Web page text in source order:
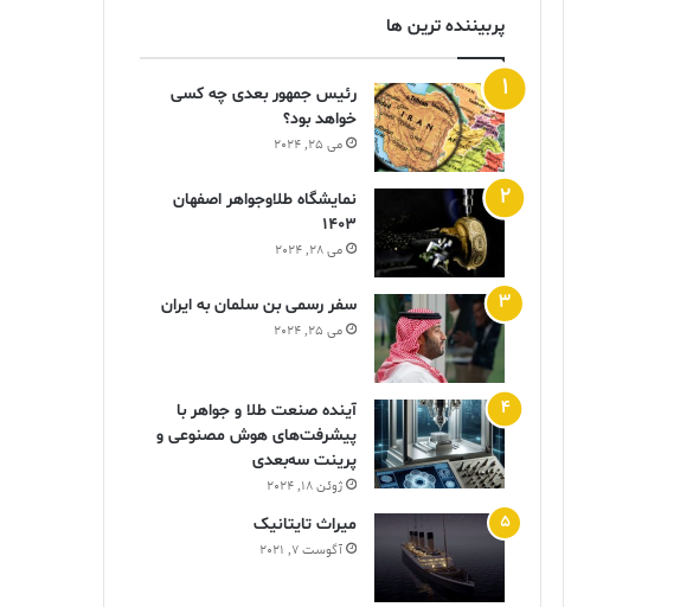
پربیننده ترین ها
رئیس جمهور بعدی چه کسی
خواهد بود؟
می 25, 2024
نمایشگاه طلاوجواهر اصفهان
1403
می 28, 2024
سفر رسمی بن سلمان به ایران
می 25, 2024
آینده صنعت طلا و جواهر با
پیشرفت‌های هوش مصنوعی و
پرینت سه‌بعدی
ژوئن 18, 2024
ميراث تايتانيک
آگوست 7, 2021